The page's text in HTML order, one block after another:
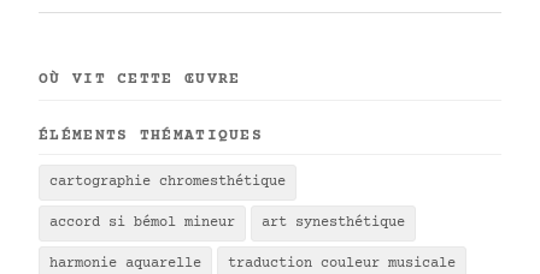
OÙ VIT CETTE ŒUVRE
ÉLÉMENTS THÉMATIQUES
cartographie chromesthétique
accord si bémol mineur art synesthétique
harmonie aquarelle traduction couleur musicale